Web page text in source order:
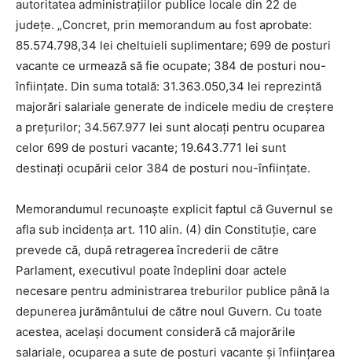
autoritatea administraţiilor publice locale din 22 de
judeţe. „Concret, prin memorandum au fost aprobate:
85.574.798,34 lei cheltuieli suplimentare; 699 de posturi
vacante ce urmează să fie ocupate; 384 de posturi nou-
înfiinţate. Din suma totală: 31.363.050,34 lei reprezintă
majorări salariale generate de indicele mediu de creştere
a preţurilor; 34.567.977 lei sunt alocaţi pentru ocuparea
celor 699 de posturi vacante; 19.643.771 lei sunt
destinaţi ocupării celor 384 de posturi nou-înfiinţate.
Memorandumul recunoaşte explicit faptul că Guvernul se
afla sub incidenţa art. 110 alin. (4) din Constituţie, care
prevede că, după retragerea încrederii de către
Parlament, executivul poate îndeplini doar actele
necesare pentru administrarea treburilor publice până la
depunerea jurământului de către noul Guvern. Cu toate
acestea, acelaşi document consideră că majorările
salariale, ocuparea a sute de posturi vacante şi înfiinţarea